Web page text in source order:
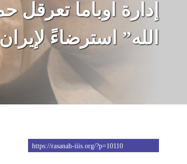
إدارة اوباما
الله” استرضاءً
https://rasanah-iiis.org/?p=10110